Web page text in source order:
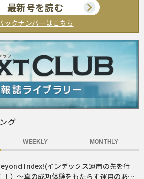
最新号を読む
ックナンバーはこちら
グ
WEEKLY MONTHLY
Index!(インデックス運用の先を行
！）～真の成功体験をもたらす運用のあり